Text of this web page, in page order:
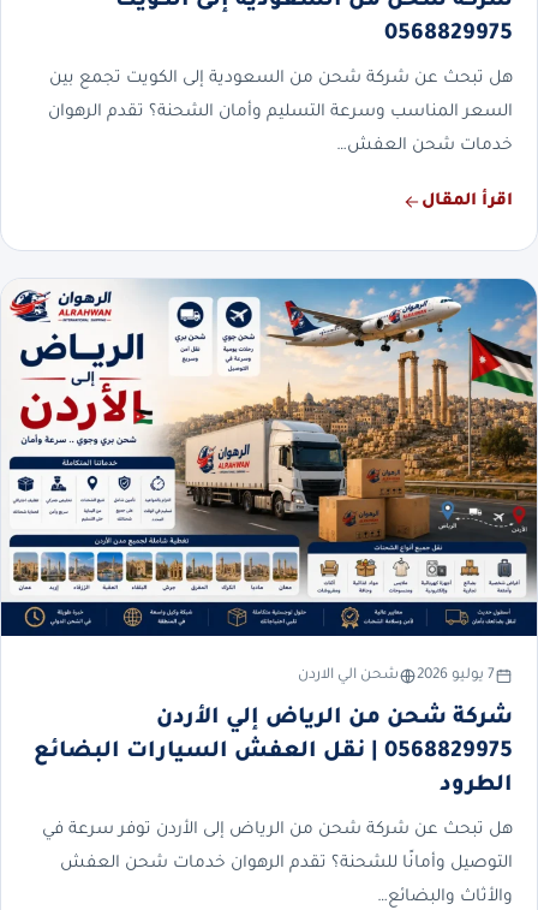
0568829975
هل تبحث عن شركة شحن من السعودية إلى الكويت تجمع بين
السعر المناسب وسرعة التسليم وأمان الشحنة؟ تقدم الرهوان
خدمات شحن العفش…
اقرأ المقال
7 يوليو 2026 شحن الي الاردن
شركة شحن من الرياض إلي الأردن
0568829975 | نقل العفش السيارات البضائع
الطرود
هل تبحث عن شركة شحن من الرياض إلى الأردن توفر سرعة في
التوصيل وأمانًا للشحنة؟ تقدم الرهوان خدمات شحن العفش
والأثاث والبضائع…